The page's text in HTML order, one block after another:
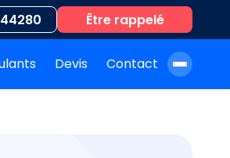
Être rappelé
Devis Contact